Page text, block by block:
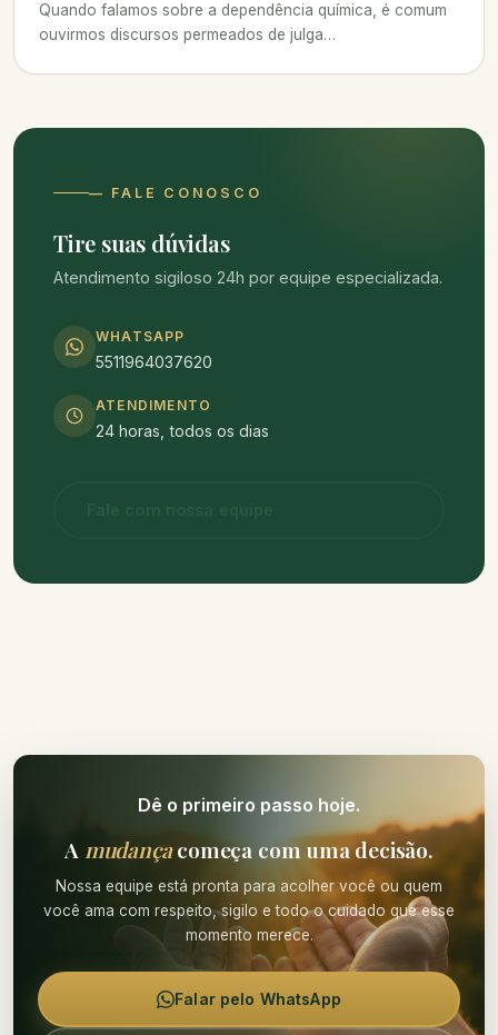
Quando falamos sobre a dependência química, é comum
ouvirmos discursos permeados de julga…
— FALE CONOSCO
Tire suas dúvidas
Atendimento sigiloso 24h por equipe especializada.
WHATSAPP
5511964037620
ATENDIMENTO
24 horas, todos os dias
Dê o primeiro passo hoje.
A mudançacomeça com uma decisão.
Nossa equipe está pronta para acolher você ou quem
você ama com respeito, sigilo e todo o cuidado que esse
momento merece.
Falar pelo WhatsApp